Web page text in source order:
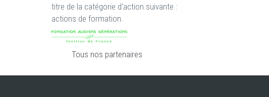
titre de la catégorie d'action suivante :
actions de formation.
Tous nos partenaires